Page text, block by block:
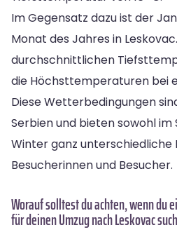
Im Gegensatz dazu ist der
Monat des Jahres in
durchschnittlichen
die Höchsttemperaturen bei
Diese Wetterbedingungen
Serbien und bieten sowohl
Winter ganz unterschiedliche
Besucherinnen und Besucher.
Worauf solltest du achten, wenn du
für deinen Umzug nach Leskovac